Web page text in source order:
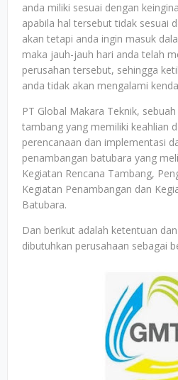
anda miliki sesuai dengan
apabila hal tersebut tidak sesuai
akan tetapi anda ingin masuk
maka jauh-jauh hari anda telah
perusahan tersebut, sehingga
anda tidak akan mengalami
PT Global Makara Teknik,
tambang yang memiliki keahlian
perencanaan dan implementasi
penambangan batubara yang
Kegiatan Rencana Tambang,
Kegiatan Penambangan dan
Batubara.
Dan berikut adalah ketentuan
dibutuhkan perusahaan sebagai